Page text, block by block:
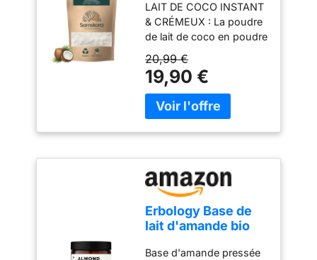
Vegan | Sans
Gluten | Samskara
(500g) - Idéal pour
la cuisine
LAIT DE COCO INSTANT
& CRÉMEUX : La poudre
de lait de coco en poudre
Samskara apporte une
texture riche et
onctueuse au café et au
thé. Cette alternative
végétale au lait en
coconut milk, idéal au
quotidien. CERTIFIÉ BIO,
SANS OGM & CLEAN
LABEL : Fabriqué à partir
de lait bio issu de noix de
coco du Sri Lanka, le lait
20,99 €
19,90 €
Erbology Base de
lait d'amande bio
froid à partir
Base d'amande pressée